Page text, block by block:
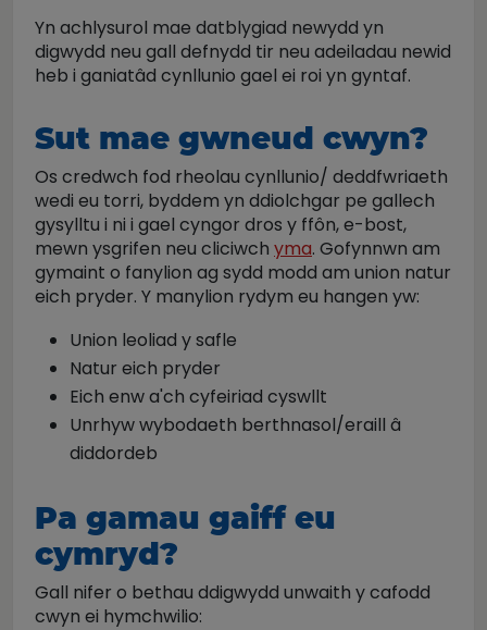
Yn achlysurol mae datblygiad newydd yn
digwydd neu gall defnydd tir neu adeiladau newid
heb i ganiatâd cynllunio gael ei roi yn gyntaf.
Sut mae gwneud cwyn?
Os credwch fod rheolau cynllunio/ deddfwriaeth
wedi eu torri, byddem yn ddiolchgar pe gallech
gysylltu i ni i gael cyngor dros y ffôn, e-bost,
mewn ysgrifen neu cliciwch yma. Gofynnwn am
gymaint o fanylion ag sydd modd am union natur
eich pryder. Y manylion rydym eu hangen yw:
Union leoliad y safle
Natur eich pryder
Eich enw a'ch cyfeiriad cyswllt
Unrhyw wybodaeth berthnasol/eraill â
diddordeb
Pa gamau gaiff eu
cymryd?
Gall nifer o bethau ddigwydd unwaith y cafodd
cwyn ei hymchwilio: